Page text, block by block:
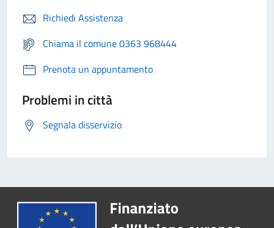
Richiedi Assistenza
Chiama il comune 0363 968444
Prenota un appuntamento
Problemi in città
Segnala disservizio